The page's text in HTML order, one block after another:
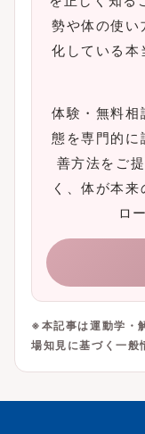
勢や体の使い
化している本
体験・無料相
態を専門的に
善方法をご
く、体が本
ロ
※本記事は運動学・
場知見に基づく一般